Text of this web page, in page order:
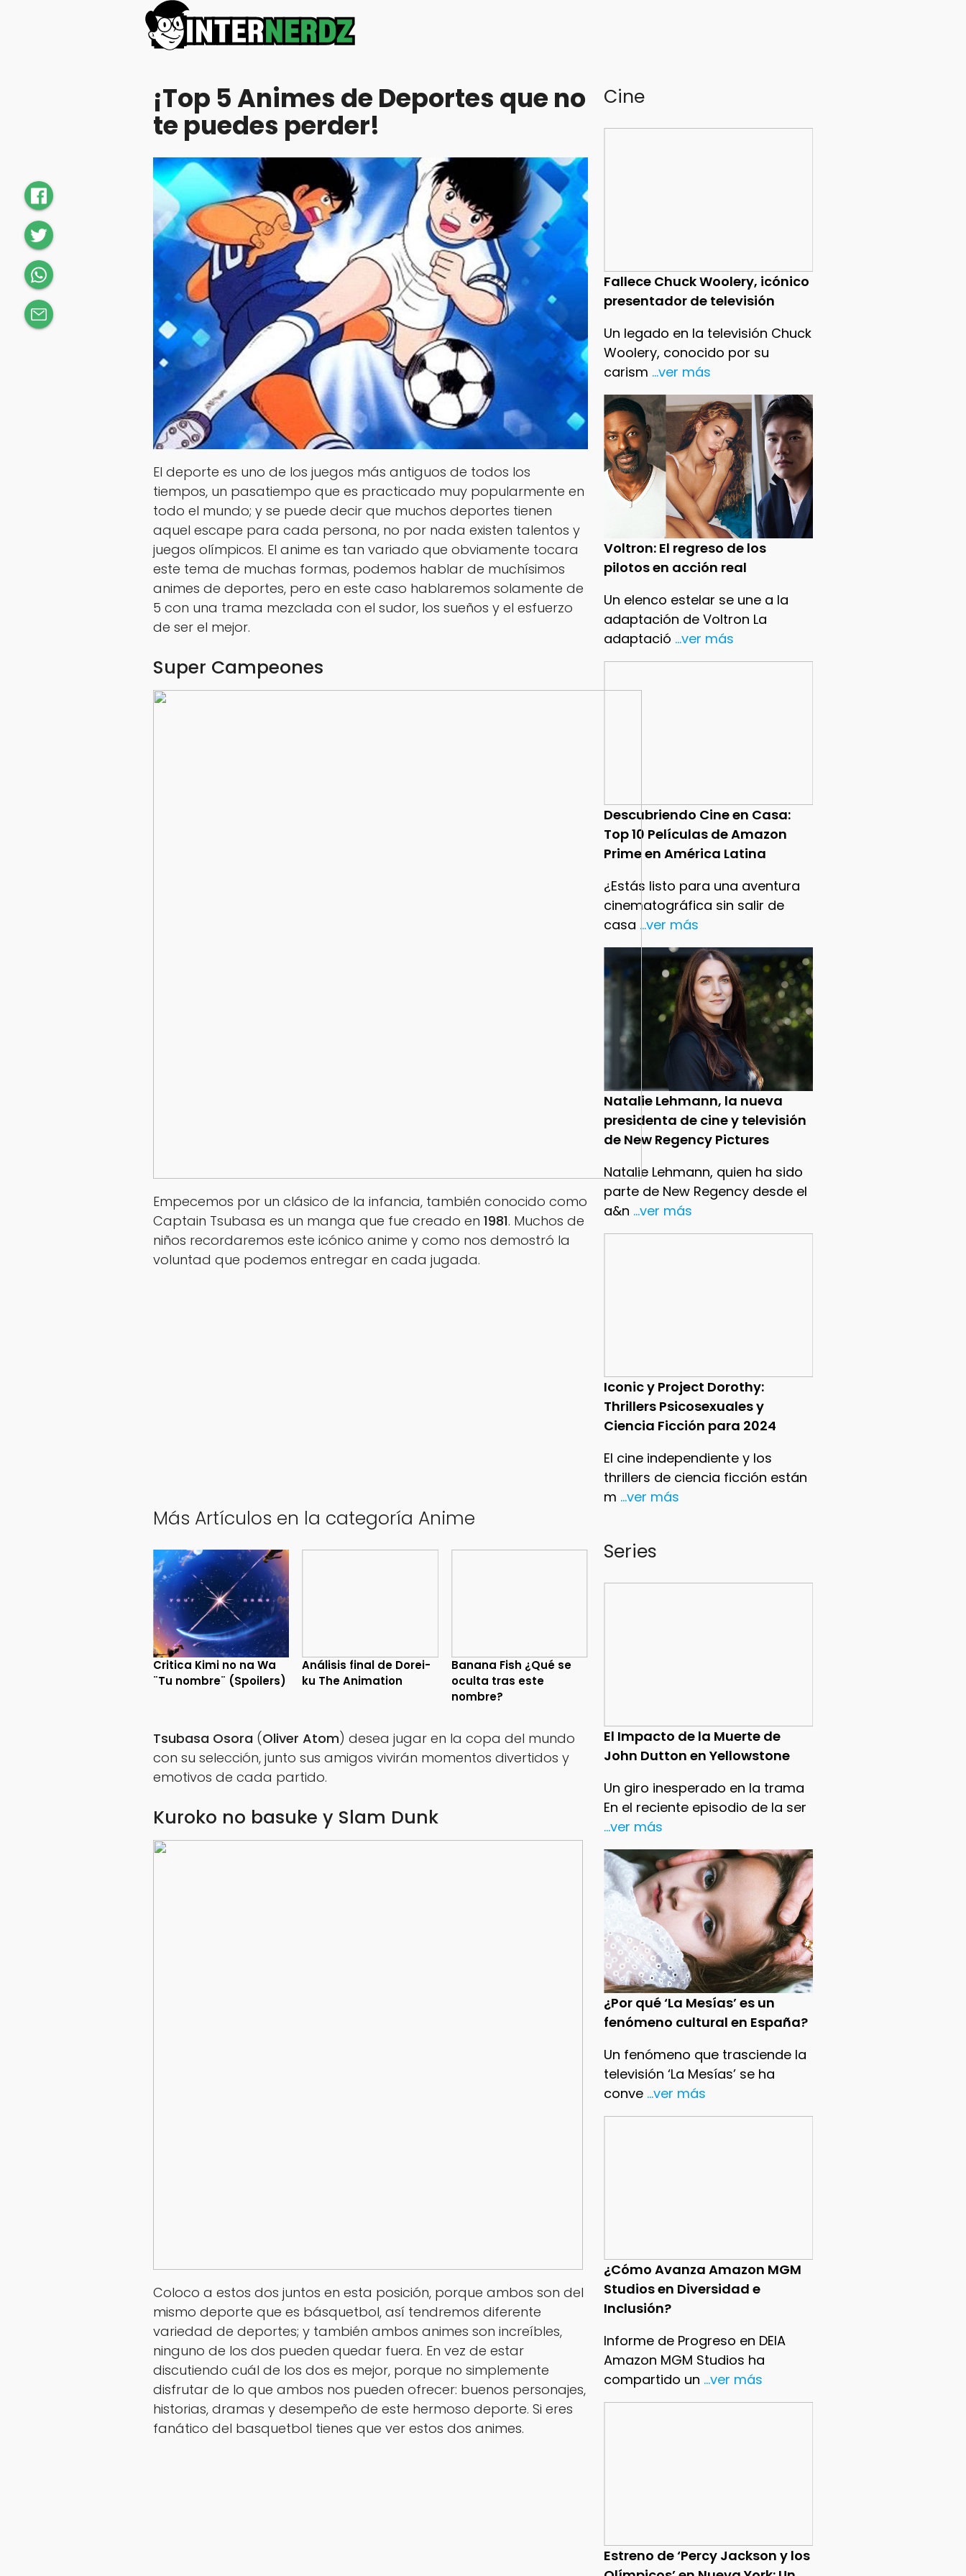
Cine
Fallece Chuck Woolery, icónico
presentador de televisión
Un legado en la televisión Chuck
Woolery, conocido por su
carism ...ver más
Voltron: El regreso de los
pilotos en acción real
Un elenco estelar se une a la
adaptación de Voltron La
adaptació ...ver más
Descubriendo Cine en Casa:
Top 10 Películas de Amazon
Prime en América Latina
¿Estás listo para una aventura
cinematográfica sin salir de
casa ...ver más
Natalie Lehmann, la nueva
presidenta de cine y televisión
de New Regency Pictures
Natalie Lehmann, quien ha sido
parte de New Regency desde el
a&n ...ver más
Iconic y Project Dorothy:
Thrillers Psicosexuales y
Ciencia Ficción para 2024
El cine independiente y los
thrillers de ciencia ficción están
m ...ver más
Series
El Impacto de la Muerte de
John Dutton en Yellowstone
Un giro inesperado en la trama
En el reciente episodio de la ser
...ver más
¿Por qué ‘La Mesías’ es un
fenómeno cultural en España?
Un fenómeno que trasciende la
televisión ‘La Mesías’ se ha
conve ...ver más
¿Cómo Avanza Amazon MGM
Studios en Diversidad e
Inclusión?
Informe de Progreso en DEIA
Amazon MGM Studios ha
compartido un ...ver más
Estreno de ‘Percy Jackson y los
¡Top 5 Animes de Deportes que no
te puedes perder!
El deporte es uno de los juegos más antiguos de todos los
tiempos, un pasatiempo que es practicado muy popularmente en
todo el mundo; y se puede decir que muchos deportes tienen
aquel escape para cada persona, no por nada existen talentos y
juegos olímpicos. El anime es tan variado que obviamente tocara
este tema de muchas formas, podemos hablar de muchísimos
animes de deportes, pero en este caso hablaremos solamente de
5 con una trama mezclada con el sudor, los sueños y el esfuerzo
de ser el mejor.
Super Campeones
Empecemos por un clásico de la infancia, también conocido como
Captain Tsubasa es un manga que fue creado en 1981. Muchos de
niños recordaremos este icónico anime y como nos demostró la
voluntad que podemos entregar en cada jugada.
Más Artículos en la categoría Anime
Critica Kimi no na Wa
¨Tu nombre¨ (Spoilers)
Análisis final de Dorei-
ku The Animation
Banana Fish ¿Qué se
oculta tras este
nombre?
Tsubasa Osora (Oliver Atom) desea jugar en la copa del mundo
con su selección, junto sus amigos vivirán momentos divertidos y
emotivos de cada partido.
Kuroko no basuke y Slam Dunk
Coloco a estos dos juntos en esta posición, porque ambos son del
mismo deporte que es básquetbol, así tendremos diferente
variedad de deportes; y también ambos animes son increíbles,
ninguno de los dos pueden quedar fuera. En vez de estar
discutiendo cuál de los dos es mejor, porque no simplemente
disfrutar de lo que ambos nos pueden ofrecer: buenos personajes,
historias, dramas y desempeño de este hermoso deporte. Si eres
fanático del basquetbol tienes que ver estos dos animes.